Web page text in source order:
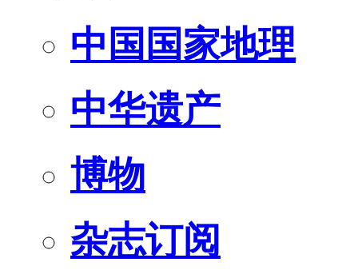
中国国家地理
中华遗产
博物
杂志订阅